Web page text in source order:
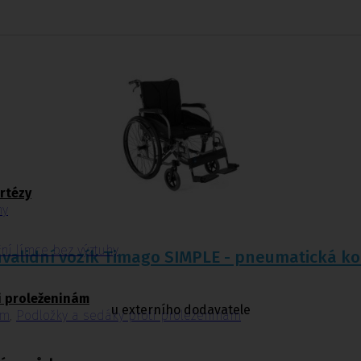
límce bez výztuhy
,
Podložky a sedáky proti proleženinám
vozík Timago SIMPLE - pneumatická
u externího dodavatele